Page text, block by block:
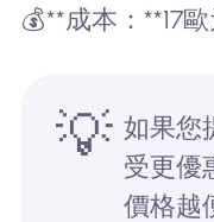
💰**成本：**17
💡 如果您
受更優
價格越